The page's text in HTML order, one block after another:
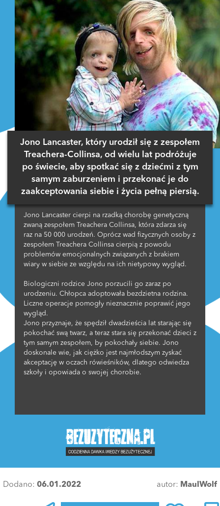
Jono Lancaster, który urodził się z zespołem
Treachera-Collinsa, od wielu lat podróżuje
po świecie, aby spotkać się z dziećmi z tym
samym zaburzeniem i przekonać je do
zaakceptowania siebie i życia pełną piersią.
Jono Lancaster cierpi na rzadką chorobę genetyczną
zwaną zespołem Treachera Collinsa, która zdarza się
raz na 50 000 urodzeń. Oprócz wad fizycznych osoby z
zespołem Treachera Collinsa cierpią z powodu
problemów emocjonalnych związanych z brakiem
wiary w siebie ze względu na ich nietypowy wygląd.
Biologiczni rodzice Jono porzucili go zaraz po
urodzeniu. Chłopca adoptowała bezdzietna rodzina.
Liczne operacje pomogły nieznacznie poprawić jego
wygląd.
Jono przyznaje, że spędził dwadzieścia lat starając się
pokochać swą twarz, a teraz stara się przekonać dzieci z
tym samym zespołem, by pokochały siebie. Jono
doskonale wie, jak ciężko jest najmłodszym zyskać
akceptację w oczach rówieśników, dlatego odwiedza
szkoły i opowiada o swojej chorobie.
Dodano: 06.01.2022 autor: MaulWolf